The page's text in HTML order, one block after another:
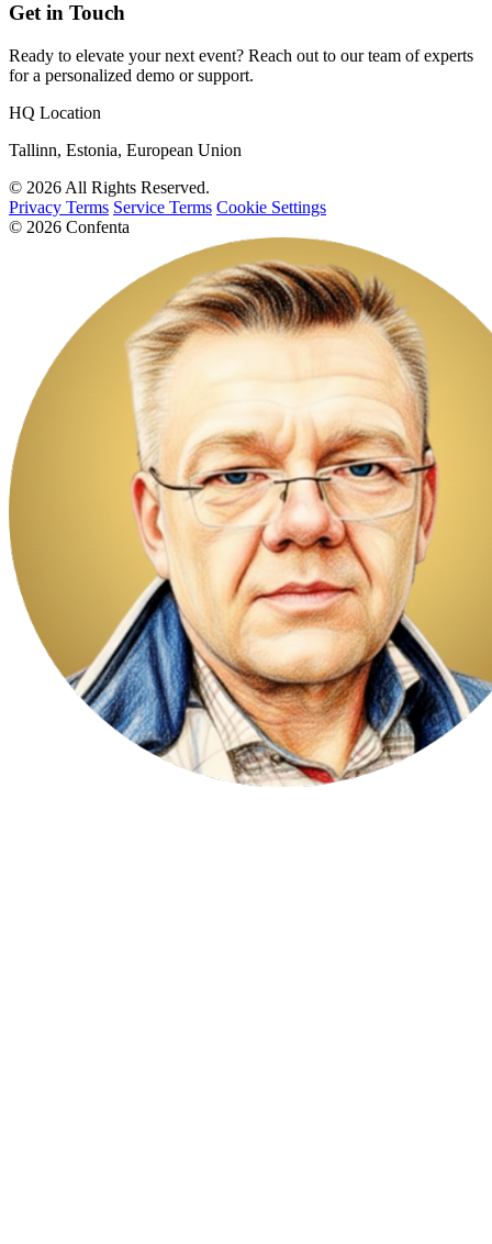
Get in Touch
Ready to elevate your next event? Reach out to our team of experts
for a personalized demo or support.
HQ Location
Tallinn, Estonia, European Union
© 2026 All Rights Reserved.
Privacy Terms Service Terms Cookie Settings
© 2026 Confenta